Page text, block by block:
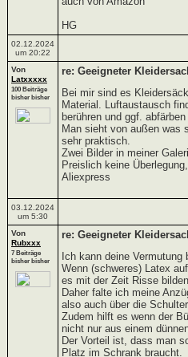
HG
02.12.2024
um 20:22
Von
Latxxxxx
100 Beiträge
bisher bisher
re: Geeigneter
Bei mir sind es
Material. Luftaustausch
berühren und ggf.
Man sieht von außen was
sehr praktisch.
Zwei Bilder in meiner
Preislich keine
Aliexpress
03.12.2024
um 5:30
Von
Rubxxx
7 Beiträge
bisher bisher
re: Geeigneter
Ich kann deine Vermutung
Wenn (schweres) Latex
es mit der Zeit Risse
Daher falte ich meine
also auch über die
Zudem hilft es wenn der
nicht nur aus einem
Der Vorteil ist, dass man
Platz im Schrank braucht.